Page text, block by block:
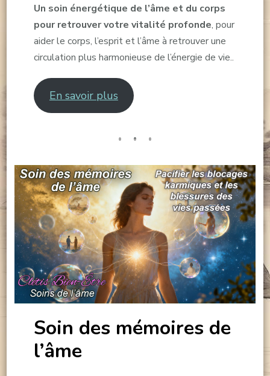
Un soin énergétique de l’âme et du corps
pour retrouver votre vitalité profonde, pour
aider le corps, l’esprit et l’âme à retrouver une
circulation plus harmonieuse de l’énergie de vie..
En savoir plus
Soin des mémoires de
l’âme